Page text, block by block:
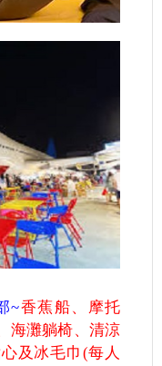
~香蕉船、摩托
海灘躺椅、清涼
及冰毛巾 (每人